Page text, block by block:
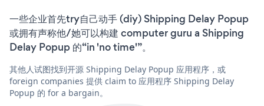
一些企业首先try自己动手 (diy) Shipping Delay Popup
或拥有声称他/她可以构建 computer guru a Shipping
Delay Popup 的“in 'no time'”。
其他人试图找到开源 Shipping Delay Popup 应用程序，或
foreign companies 提供 claim to 应用程序 Shipping Delay
Popup 的 for a bargain。